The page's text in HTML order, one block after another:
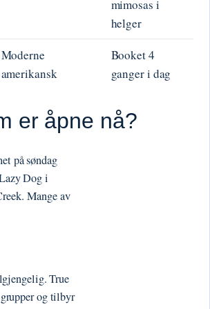
mimosas i
helger
Moderne
amerikansk
Booket 4
ganger i dag
er åpne nå?
på søndag
Dog i
Mange av
True
og tilbyr